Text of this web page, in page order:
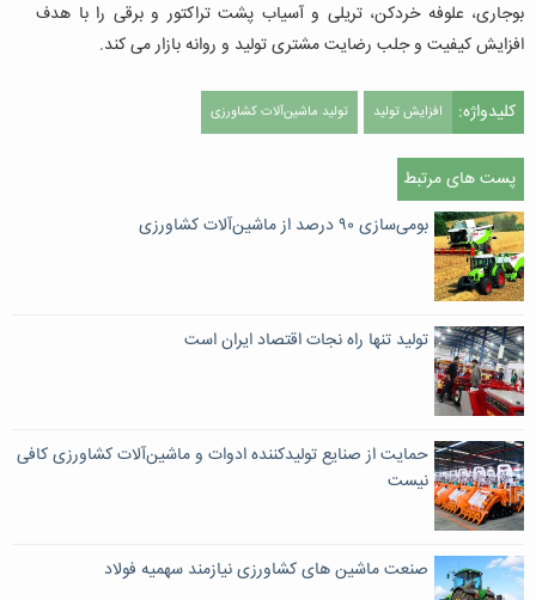
بوجاری، علوفه خردکن، تریلی و آسیاب پشت تراکتور و برقی را با هدف
افزایش کیفیت و جلب رضایت مشتری تولید و روانه بازار می کند.
کلیدواژه: افزایش تولید تولید ماشین‌آلات کشاورزی
پست های مرتبط
بومی‌سازی ۹۰ درصد از ماشین‌آلات کشاورزی
تولید تنها راه نجات اقتصاد ایران است
حمایت از صنایع تولید‌کننده ادوات و ماشین‌آلات کشاورزی کافی
نیست
صنعت ماشین های کشاورزی نیازمند سهمیه فولاد